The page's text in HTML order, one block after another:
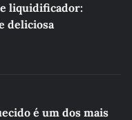
liquidificador:
deliciosa
é um dos mais